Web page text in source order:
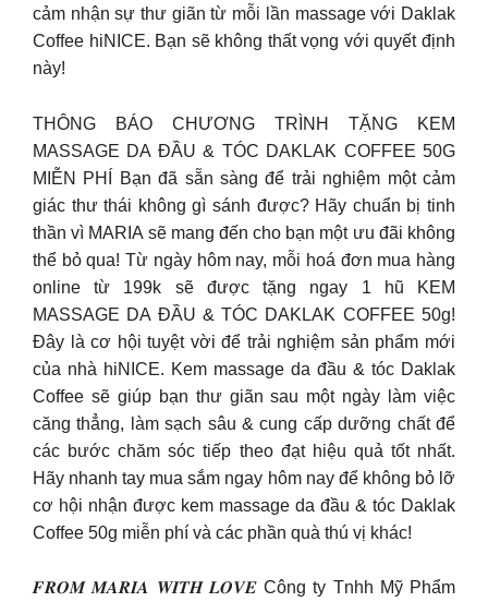
cảm nhận sự thư giãn từ mỗi lần massage với Daklak
Coffee hiNICE. Bạn sẽ không thất vọng với quyết định
này!
THÔNG BÁO CHƯƠNG TRÌNH TẶNG KEM
MASSAGE DA ĐẦU & TÓC DAKLAK COFFEE 50G
MIỄN PHÍ Bạn đã sẵn sàng để trải nghiệm một cảm
giác thư thái không gì sánh được? Hãy chuẩn bị tinh
thần vì MARIA sẽ mang đến cho bạn một ưu đãi không
thể bỏ qua! Từ ngày hôm nay, mỗi hoá đơn mua hàng
online từ 199k sẽ được tặng ngay 1 hũ KEM
MASSAGE DA ĐẦU & TÓC DAKLAK COFFEE 50g!
Đây là cơ hội tuyệt vời để trải nghiệm sản phẩm mới
của nhà hiNICE. Kem massage da đầu & tóc Daklak
Coffee sẽ giúp bạn thư giãn sau một ngày làm việc
căng thẳng, làm sạch sâu & cung cấp dưỡng chất để
các bước chăm sóc tiếp theo đạt hiệu quả tốt nhất.
Hãy nhanh tay mua sắm ngay hôm nay để không bỏ lỡ
cơ hội nhận được kem massage da đầu & tóc Daklak
Coffee 50g miễn phí và các phần quà thú vị khác!
𝑭𝑹𝑶𝑴 𝑴𝑨𝑹𝑰𝑨 𝑾𝑰𝑻𝑯 𝑳𝑶𝑽𝑬 Công ty Tnhh Mỹ Phẩm